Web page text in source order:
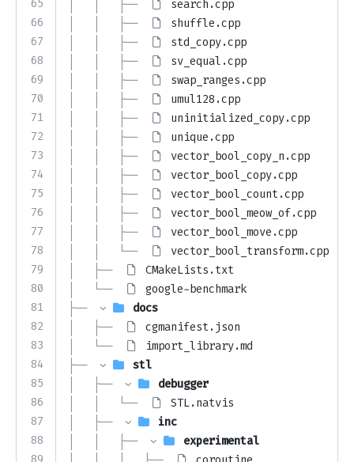
65
66
67
68
69
70
71
72
73
74
75
76
77
78
79
80
81
82
83
84
85
86
87
88
│   │   ├──
search.cpp
│   │   ├──
shuffle.cpp
│   │   ├──
std_copy.cpp
│   │   ├──
sv_equal.cpp
│   │   ├──
swap_ranges.cpp
│   │   ├──
umul128.cpp
│   │   ├──
uninitialized_copy.cpp
│   │   ├──
unique.cpp
│   │   ├──
vector_bool_copy_n.cpp
│   │   ├──
vector_bool_copy.cpp
│   │   ├──
vector_bool_count.cpp
│   │   ├──
vector_bool_meow_of.cpp
│   │   ├──
vector_bool_move.cpp
│   │   └──
vector_bool_transform.cpp
│   ├──
CMakeLists.txt
│   └──
google-benchmark
├──
docs
│   ├──
cgmanifest.json
│   └──
import_library.md
├──
stl
│   ├──
debugger
│   │   └──
STL.natvis
│   ├──
inc
│   │   ├──
experimental